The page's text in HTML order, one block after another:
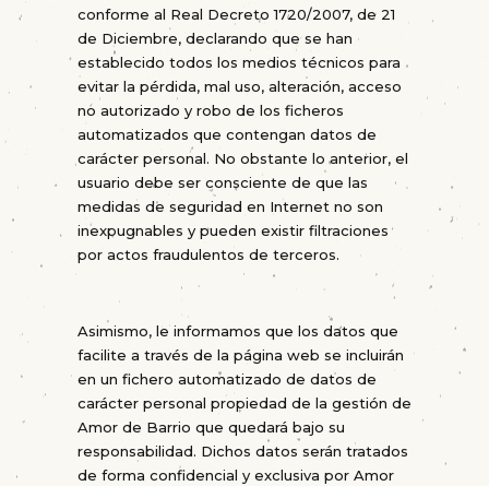
conforme al Real Decreto 1720/2007, de 21
de Diciembre, declarando que se han
establecido todos los medios técnicos para
evitar la pérdida, mal uso, alteración, acceso
no autorizado y robo de los ficheros
automatizados que contengan datos de
carácter personal. No obstante lo anterior, el
usuario debe ser consciente de que las
medidas de seguridad en Internet no son
inexpugnables y pueden existir filtraciones
por actos fraudulentos de terceros.
Asimismo, le informamos que los datos que
facilite a través de la página web se incluirán
en un fichero automatizado de datos de
carácter personal propiedad de la gestión de
Amor de Barrio que quedará bajo su
responsabilidad. Dichos datos serán tratados
de forma confidencial y exclusiva por Amor